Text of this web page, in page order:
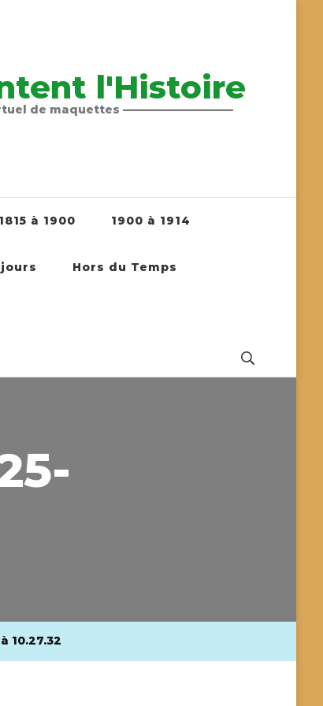
l'Histoire
de maquettes ——————————
1815 à 1900 1900 à 1914
jours Hors du Temps
10.27.32